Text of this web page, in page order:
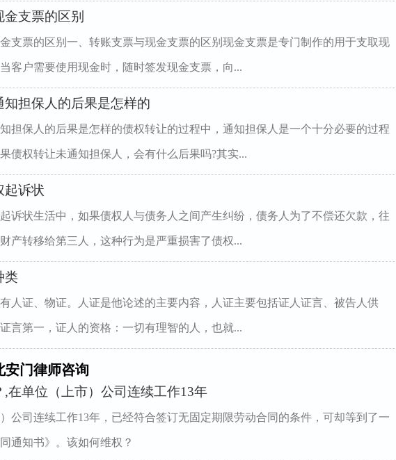
支票的区别
支票的区别一、转账支票与现金支票的区别现金支票是专门制作的用于支取现
客户需要使用现金时，随时签发现金支票，向...
知担保人的后果是怎样的
担保人的后果是怎样的债权转让的过程中，通知担保人是一个十分必要的过程
债权转让未通知担保人，会有什么后果吗?其实...
起诉状
诉状生活中，如果债权人与债务人之间产生纠纷，债务人为了不偿还欠款，往
产转移给第三人，这种行为是严重损害了债权...
类
人证、物证。人证是他论述的主要内容，人证主要包括证人证言、被告人供
言第一，证人的资格：一切有理智的人，也就...
安门律师咨询
,在单位（上市）公司连续工作13年
公司连续工作13年，已经符合签订无固定期限劳动合同的条件，可却等到了一
通知书》。该如何维权？